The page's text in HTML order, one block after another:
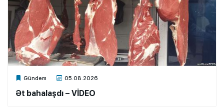
Gündəm 05.08.2026
Xalq.Online
Ət bahalaşdı – VİDEO